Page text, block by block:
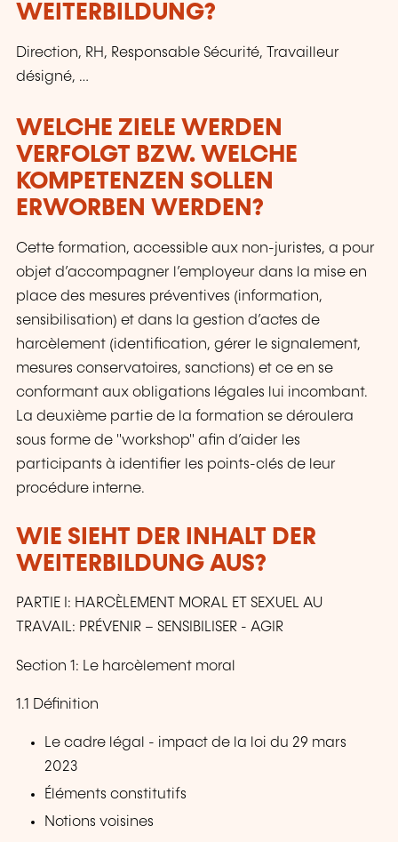
WEITERBILDUNG?
Direction, RH, Responsable Sécurité, Travailleur
désigné, …
WELCHE ZIELE WERDEN
VERFOLGT BZW. WELCHE
KOMPETENZEN SOLLEN
ERWORBEN WERDEN?
Cette formation, accessible aux non-juristes, a pour
objet d’accompagner l’employeur dans la mise en
place des mesures préventives (information,
sensibilisation) et dans la gestion d’actes de
harcèlement (identification, gérer le signalement,
mesures conservatoires, sanctions) et ce en se
conformant aux obligations légales lui incombant.
La deuxième partie de la formation se déroulera
sous forme de "workshop" afin d’aider les
participants à identifier les points-clés de leur
procédure interne.
WIE SIEHT DER INHALT DER
WEITERBILDUNG AUS?
PARTIE I: HARCÈLEMENT MORAL ET SEXUEL AU
TRAVAIL: PRÉVENIR – SENSIBILISER - AGIR
Section 1: Le harcèlement moral
1.1 Définition
Le cadre légal - impact de la loi du 29 mars
2023
Éléments constitutifs
Notions voisines